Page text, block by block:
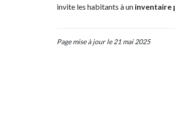
invite les habitants à un inventaire
Page mise à jour le 21 mai 2025